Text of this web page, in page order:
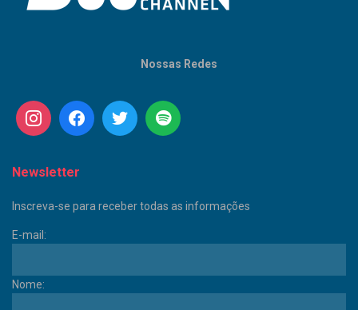
Nossas Redes
Newsletter
Inscreva-se para receber todas as informações
E-mail:
Nome: